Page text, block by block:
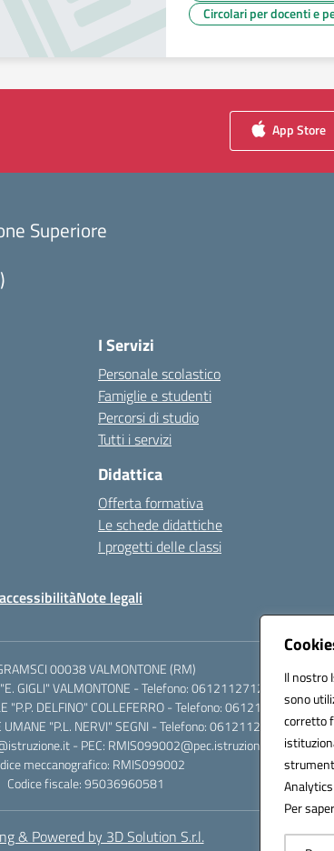
Il nostro
sono
corretto
Per
Circolari per docenti e
App Store
Superiore
I Servizi
Personale scolastico
Famiglie e studenti
Percorsi di studio
Tutti i servizi
Didattica
Offerta formativa
Le schede didattiche
I progetti delle classi
Note legali
00038 VALMONTONE (RM)
"E. GIGLI" VALMONTONE - Telefono: 06121127125
"P.P. DELFINO" COLLEFERRO - Telefono: 06121126825
UMANE "P.L. NERVI" SEGNI - Telefono: 06121126845
- PEC: RMIS099002@pec.istruzione.it
meccanografico: RMIS099002
Codice fiscale: 95036960581
& Powered by 3D Solution S.r.l.